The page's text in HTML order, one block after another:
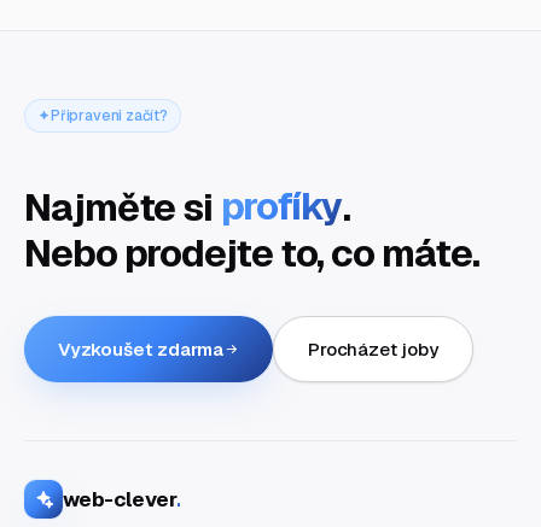
Připraveni začít?
Najměte si profíky.
Nebo prodejte to, co máte.
Vyzkoušet zdarma Procházet joby
web-clever.